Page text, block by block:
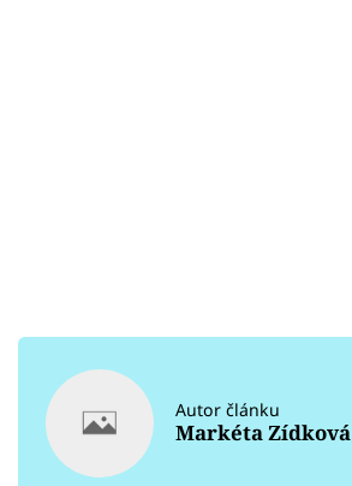
Autor článku
Markéta Zídková